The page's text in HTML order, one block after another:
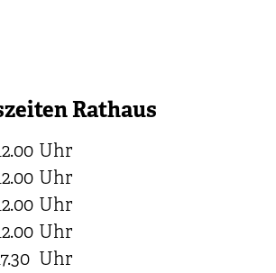
Rathaus
Uhr
Uhr
Uhr
Uhr
Uhr